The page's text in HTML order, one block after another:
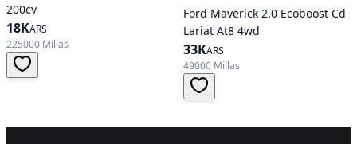
200cv
18KARS
225000 Millas
Ford Maverick 2.0 Ecoboost Cd
Lariat At8 4wd
33KARS
49000 Millas